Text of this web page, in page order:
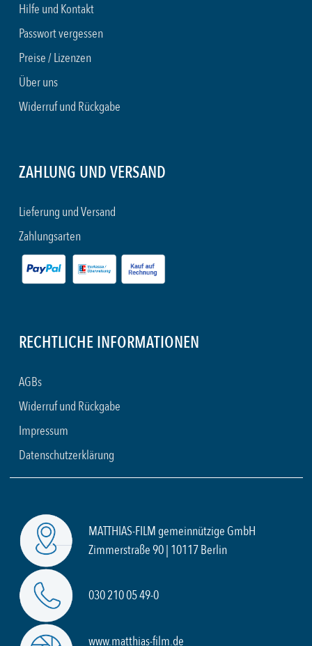
Hilfe und Kontakt
Passwort vergessen
Preise / Lizenzen
Über uns
Widerruf und Rückgabe
ZAHLUNG UND VERSAND
Lieferung und Versand
Zahlungsarten
RECHTLICHE INFORMATIONEN
AGBs
Widerruf und Rückgabe
Impressum
Datenschutzerklärung
MATTHIAS-FILM gemeinnützige GmbH
Zimmerstraße 90 | 10117 Berlin
030 210 05 49-0
www.matthias-film.de